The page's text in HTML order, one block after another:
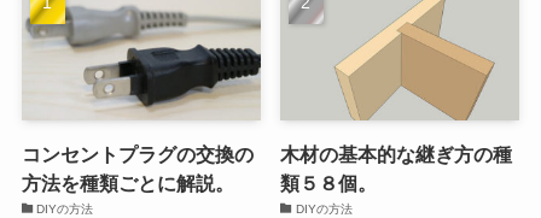
コンセントプラグの交換の
方法を種類ごとに解説。
DIYの方法
木材の基本的な継ぎ方の種
類５８個。
DIYの方法